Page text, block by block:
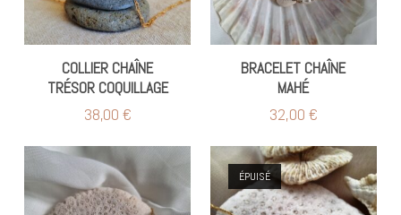
COLLIER CHAÎNE
TRÉSOR COQUILLAGE
38,00 €
BRACELET CHAÎNE
MAHÉ
32,00 €
ÉPUISÉ